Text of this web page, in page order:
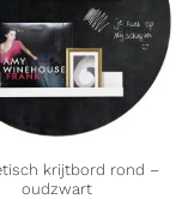
krijtbord rond –
oudzwart